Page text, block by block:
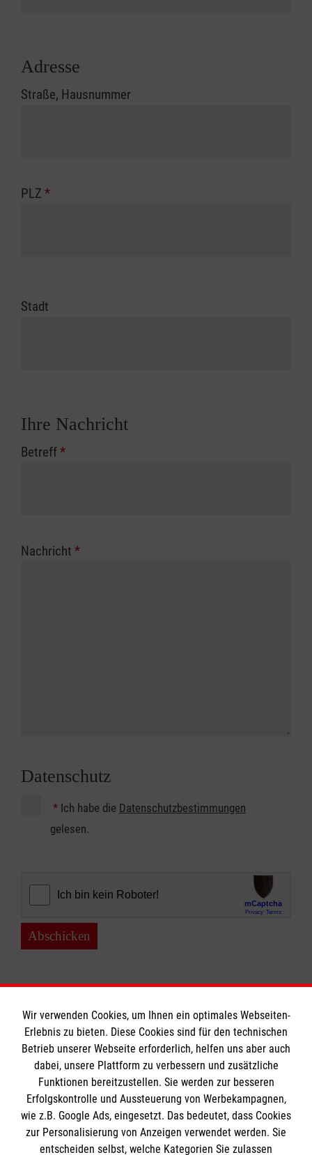
Adresse
Straße, Hausnummer
PLZ *
Stadt
Ihre Nachricht
Betreff*
Nachricht *
Datenschutz
* Ich habe die Datenschutzbestimmungen
gelesen.
Abschicken
Informationen
Impressum
Datenschutz
Barrierefreiheit
Die Malteser
Wir verwenden Cookies, um Ihnen ein optimales Webseiten-
Erlebnis zu bieten. Diese Cookies sind für den technischen
Betrieb unserer Webseite erforderlich, helfen uns aber auch
dabei, unsere Plattform zu verbessern und zusätzliche
Funktionen bereitzustellen. Sie werden zur besseren
Erfolgskontrolle und Aussteuerung von Werbekampagnen,
wie z.B. Google Ads, eingesetzt. Das bedeutet, dass Cookies
zur Personalisierung von Anzeigen verwendet werden. Sie
entscheiden selbst, welche Kategorien Sie zulassen